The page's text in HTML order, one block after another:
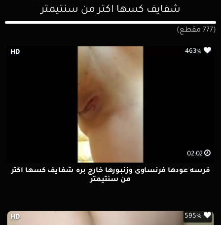
شفايف كسها اكتر من سنتيمتر
(777 مقطع)
02:02
HD 463%
فرسه عودها فرنساوى وزنبورها خارج بره شفايف كسها اكتر
من سنتيمتر
HD 595%